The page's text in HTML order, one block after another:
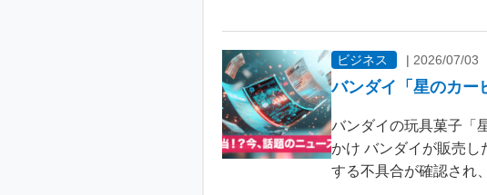
ビジネス | 2026/07/03
バンダイ「星のカー
バンダイの玩具菓子「
かけ バンダイが販売し
する不具合が確認され